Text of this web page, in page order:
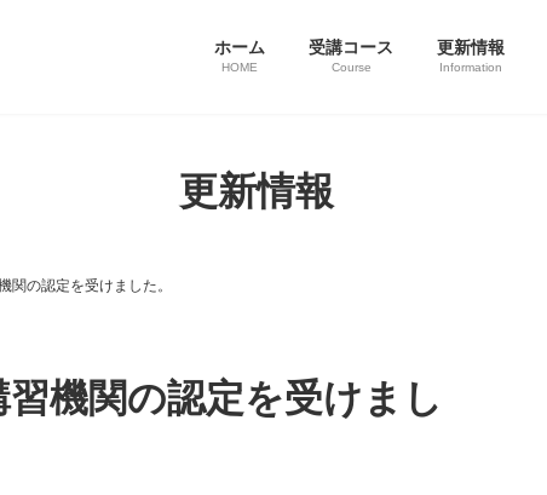
ホーム
HOME
受講コース
Course
更新情報
Information
更新情報
関の認定を受けました。
機関の認定を受けまし